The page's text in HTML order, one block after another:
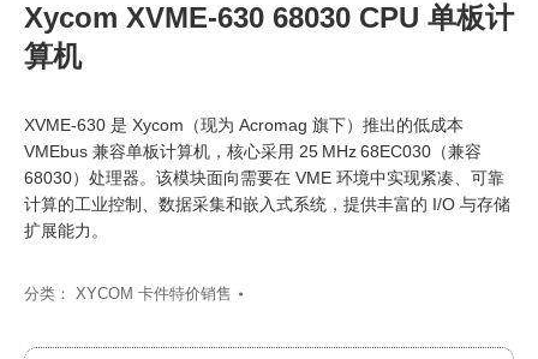
Xycom XVME-630 68030 CPU 单板计
算机
XVME‑630 是 Xycom（现为 Acromag 旗下）推出的低成本
VMEbus 兼容单板计算机，核心采用 25 MHz 68EC030（兼容
68030）处理器。该模块面向需要在 VME 环境中实现紧凑、可靠
计算的工业控制、数据采集和嵌入式系统，提供丰富的 I/O 与存储
扩展能力。
分类： XYCOM 卡件特价销售